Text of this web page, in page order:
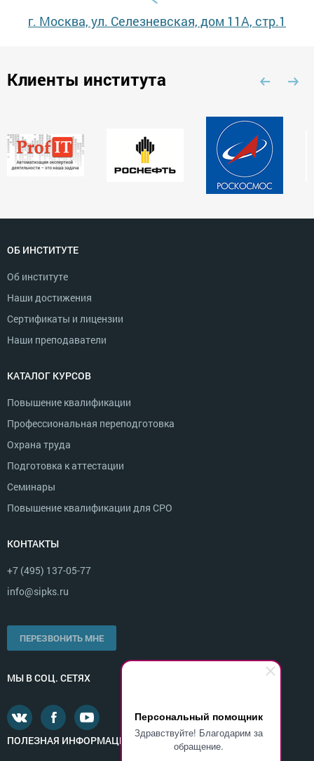
Персональный помощник
Здравствуйте! Благодарим за
обращение.
г. Москва, ул. Селезневская, дом 11А, стр.1
Клиенты института
ОБ ИНСТИТУТЕ
Об институте
Наши достижения
Сертификаты и лицензии
Наши преподаватели
КАТАЛОГ КУРСОВ
Повышение квалификации
Профессиональная переподготовка
Охрана труда
Подготовка к аттестации
Семинары
Повышение квалификации для СРО
КОНТАКТЫ
+7 (495) 137-05-77
info@sipks.ru
ПЕРЕЗВОНИТЬ МНЕ
МЫ В СОЦ. СЕТЯХ
ПОЛЕЗНАЯ ИНФОРМАЦИЯ